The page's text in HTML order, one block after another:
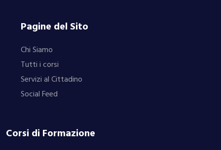
Pagine del Sito
Chi Siamo
Tutti i corsi
Servizi al Cittadino
Social Feed
Corsi di Formazione